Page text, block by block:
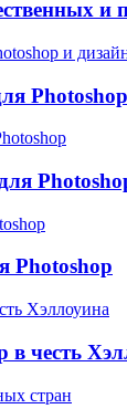
и
Photoshop
в честь